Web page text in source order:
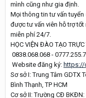
mình cũng như gia định.
Mọi thông tin tư vấn
được tư vấn viên hỗ trợ
miễn phí 24/7.
HỌC VIỆN ĐÀO TẠO TRỰC
0838.068.068 -
Website đăng ký: https://
Sơ sở I: Trung Tâm GDTX
Bình Thạnh, TP HCM
Cơ sở II: Trường CĐ